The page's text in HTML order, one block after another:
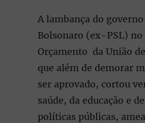
A lambança do
Bolsonaro (ex-PSL) no
Orçamento da União
que além de demorar
ser aprovado, cortou
saúde, da educação e
políticas públicas,